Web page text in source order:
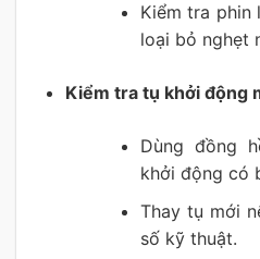
Kiểm tra phin
loại bỏ nghẹt
Kiểm tra tụ khởi động
Dùng đồng
khởi động có
Thay tụ mới
số kỹ thuật.